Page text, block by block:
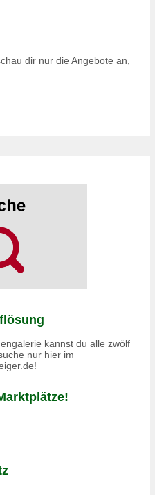
dir nur die Angebote an,
kannst du alle zwölf
nur hier im